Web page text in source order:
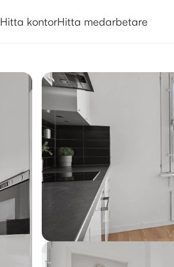
Hitta kontorHitta medarbetare